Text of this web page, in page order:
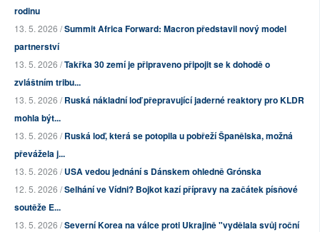
rodinu
13. 5. 2026 /Summit Africa Forward: Macron představil nový model
partnerství
13. 5. 2026 /Takřka 30 zemí je připraveno připojit se k dohodě o
zvláštním tribu...
13. 5. 2026 /Ruská nákladní loď přepravující jaderné reaktory pro KLDR
mohla být...
13. 5. 2026 /Ruská loď, která se potopila u pobřeží Španělska, možná
převážela j...
13. 5. 2026 /USA vedou jednání s Dánskem ohledně Grónska
12. 5. 2026 /Selhání ve Vídni? Bojkot kazí přípravy na začátek písňové
soutěže E...
13. 5. 2026 /Severní Korea na válce proti Ukrajině "vydělala svůj roční